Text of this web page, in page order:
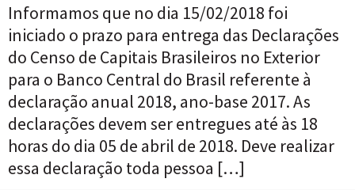
Informamos que no dia 15/02/2018 foi
iniciado o prazo para entrega das Declarações
do Censo de Capitais Brasileiros no Exterior
para o Banco Central do Brasil referente à
declaração anual 2018, ano-base 2017. As
declarações devem ser entregues até às 18
horas do dia 05 de abril de 2018. Deve realizar
essa declaração toda pessoa […]